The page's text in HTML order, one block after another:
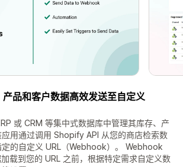
品和客户数据高效发送至自定义
或 CRM 等集中式数据库中管理其库存、产
用通过调用 Shopify API 从您的商店检索数
的自定义 URL（Webhook）。 Webhook
载到您的 URL 之前，根据特定需求自定义数